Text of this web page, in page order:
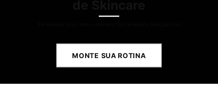
MONTE SUA ROTINA